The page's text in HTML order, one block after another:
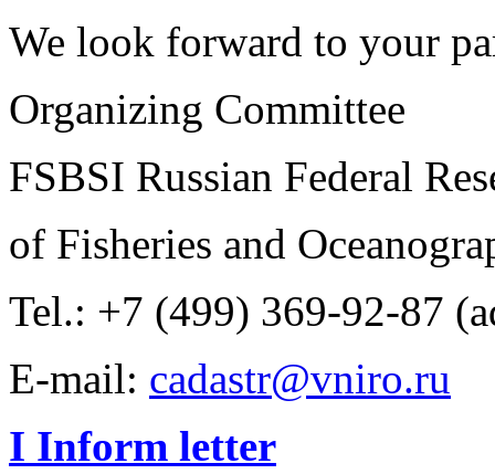
We look forward to your
Organizing Committee
FSBSI Russian Federal
of Fisheries and
Tel.: +7 (499) 369-92-87
E-mail: cadastr@vniro.ru
I Inform letter